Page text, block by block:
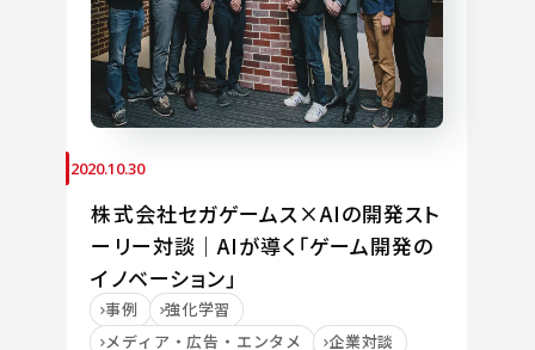
2020.10.30
株式会社セガゲームス×AIの開発スト
ーリー対談｜AIが導く「ゲーム開発の
イノベーション」
事例
強化学習
メディア・広告・エンタメ
企業対談